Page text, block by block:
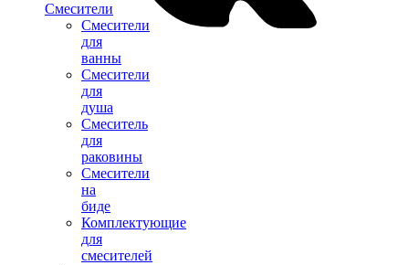
Смесители
Смесители
для
ванны
Смесители
для
душа
Смеситель
для
раковины
Смесители
на
биде
Комплектующие
для
смесителей